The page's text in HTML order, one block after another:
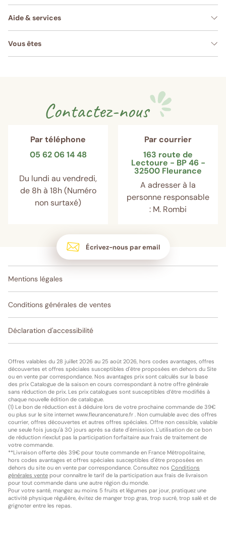
Aide & services
Vous êtes
Contactez-nous
Par téléphone
05 62 06 14 48
Du lundi au vendredi,
de 8h à 18h (Numéro
non surtaxé)
Par courrier
163 route de
Lectoure - BP 46 -
32500 Fleurance
A adresser à la
personne responsable
: M. Rombi
Écrivez-nous par email
Mentions légales
Conditions générales de ventes
Déclaration d'accessibilité
Offres valables du 28 juillet 2026 au 25 août 2026, hors codes avantages, offres
découvertes et offres spéciales susceptibles d'être proposées en dehors du Site
ou en vente par correspondance. Nos avantages prix sont calculés sur la base
des prix Catalogue de la saison en cours correspondant à notre offre générale
sans réduction de prix. Les prix catalogues sont susceptibles d’être modifiés à
chaque nouvelle édition de catalogue.
(1) Le bon de réduction est à déduire lors de votre prochaine commande de 39€
ou plus sur le site internet www.fleurancenature.fr . Non cumulable avec des offres
courrier, offres découvertes et autres offres spéciales. Offre non cessible, valable
une seule fois jusqu'à 30 jours après sa date d'émission. L'utilisation de ce bon
de réduction n'exclut pas la participation forfaitaire aux frais de traitement de
votre commande.
**Livraison offerte dès 39€ pour toute commande en France Métropolitaine,
hors codes avantages et offres spéciales susceptibles d'être proposées en
dehors du site ou en vente par correspondance. Consultez nos Conditions
générales vente pour connaître le tarif de la participation aux frais de livraison
pour tout commande dans une autre région du monde.
Pour votre santé, mangez au moins 5 fruits et légumes par jour, pratiquez une
activité physique régulière, évitez de manger trop gras, trop sucré, trop salé et de
grignoter entre les repas.